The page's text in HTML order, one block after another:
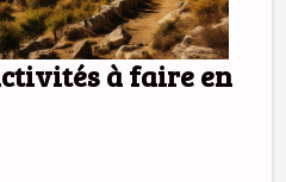
à faire en